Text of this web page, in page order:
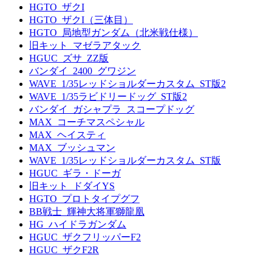
HGTO_ザクI
HGTO_ザクI（三体目）
HGTO_局地型ガンダム（北米戦仕様）
旧キット_マゼラアタック
HGUC_ズサ_ZZ版
バンダイ_2400_グワジン
WAVE_1/35レッドショルダーカスタム_ST版2
WAVE_1/35ラビドリードッグ_ST版2
バンダイ_ガシャプラ_スコープドッグ
MAX_コーチマスペシャル
MAX_ヘイスティ
MAX_ブッシュマン
WAVE_1/35レッドショルダーカスタム_ST版
HGUC_ギラ・ドーガ
旧キット_ドダイYS
HGTO_プロトタイプグフ
BB戦士_輝神大将軍獅龍凰
HG_ハイドラガンダム
HGUC_ザクフリッパーF2
HGUC_ザクF2R